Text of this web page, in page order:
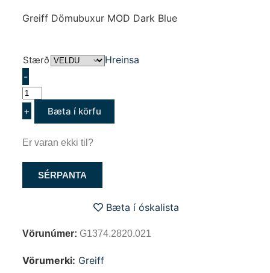
Greiff Dömubuxur MOD Dark Blue
Stærð
Hreinsa
-
+ Bæta í körfu
Er varan ekki til?
SÉRPANTA
Bæta í óskalista
Vörunúmer: G1374.2820.021
Vörumerki: Greiff